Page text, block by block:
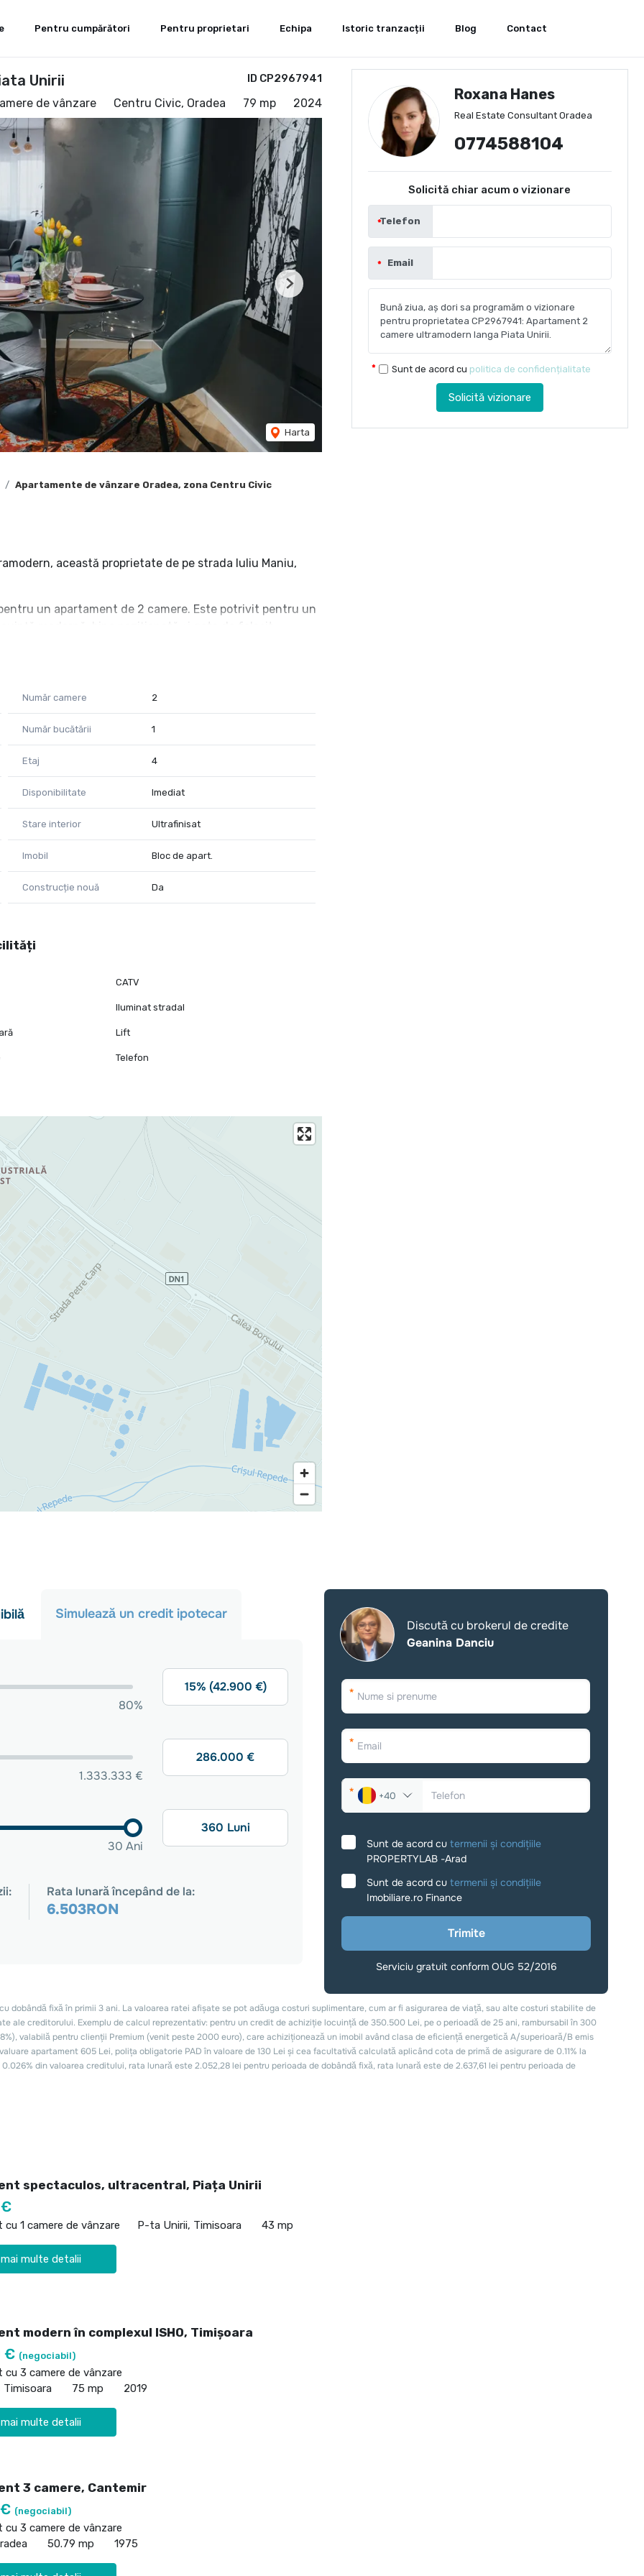
Pentru cumpărători Pentru proprietari Echipa Istoric tranzacții Blog Contact
ID CP2967941
Unirii
de vânzare Centru Civic, Oradea 79 mp 2024
Harta
Next
Apartamente de vânzare Oradea, zona Centru Civic
această proprietate de pe strada Iuliu Maniu,
un apartament de 2 camere. Este potrivit pentru un
te poți muta fără investiții suplimentare și fără lucrări
istoric, restaurante, cafenele, zone pietonale,
în Oradea, dar nu vrea un spațiu mic sau banal.
Număr camere 2
Număr bucătării 1
Etaj 4
Disponibilitate Imediat
Stare interior Ultrafinisat
Imobil Bloc de apart.
Construcție nouă Da
CATV
Iluminat stradal
Lift
Telefon
Roxana Hanes
Real Estate Consultant Oradea
0774588104
Solicită chiar acum o vizionare
Telefon
Email
Sunt de acord cu politica de confidențialitate
Solicită vizionare
spectaculos, ultracentral, Piața Unirii
1 camere de vânzare P-ta Unirii, Timisoara 43 mp
multe detalii
modern în complexul ISHO, Timișoara
€ (negociabil)
3 camere de vânzare
Timisoara
75 mp 2019
multe detalii
3 camere, Cantemir
(negociabil)
3 camere de vânzare
50.79 mp 1975